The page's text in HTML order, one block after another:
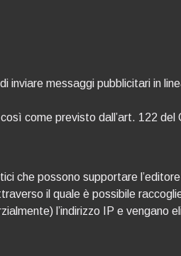
inviare messaggi pubblicitari in
come previsto dall’art. 122 del
che possono supportare
il quale è possibile
l’indirizzo IP e vengano